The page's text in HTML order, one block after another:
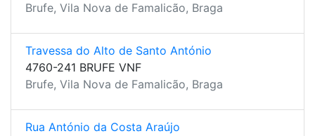
Brufe, Vila Nova de Famalicão, Braga
Travessa do Alto de Santo António
4760-241 BRUFE VNF
Brufe, Vila Nova de Famalicão, Braga
Rua António da Costa Araújo